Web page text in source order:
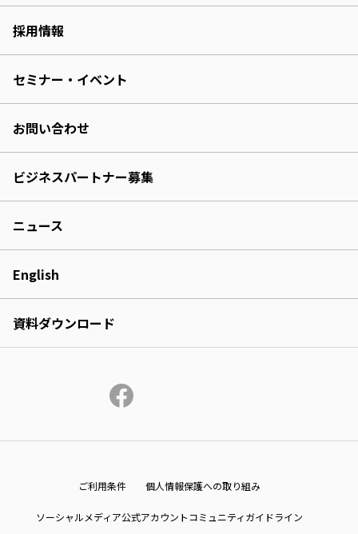
採用情報
セミナー・イベント
お問い合わせ
ビジネスパートナー募集
ニュース
English
資料ダウンロード
ご利用条件 個人情報保護への取り組み
ソーシャルメディア公式アカウントコミュニティガイドライン